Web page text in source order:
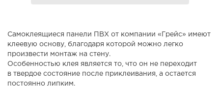
Самоклеящиеся панели ПВХ от компании «Грейс» имеют
клеевую основу, благодаря которой можно легко
произвести монтаж на стену.
Особенностью клея является то, что он не переходит
в твердое состояние после приклеивания, а остается
постоянно липким.